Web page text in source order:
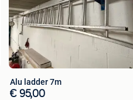
Alu ladder 7m
€ 95,00